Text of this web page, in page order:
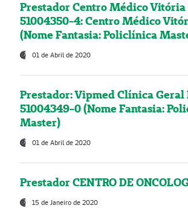
Prestador Centro Médico Vitória
51004350-4: Centro Médico
(Nome Fantasia: Policlínica
01 de Abril de 2020
Prestador: Vipmed Clínica Geral
51004349-0 (Nome Fantasia:
Master)
01 de Abril de 2020
Prestador CENTRO DE
15 de Janeiro de 2020